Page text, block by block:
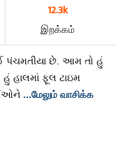
12.3k
இறக்கம்
પંચમતીયા છે. આમ તો હું
હું હાલમાં ફૂલ ટાઇમ
...மேலும் வாசிக்க